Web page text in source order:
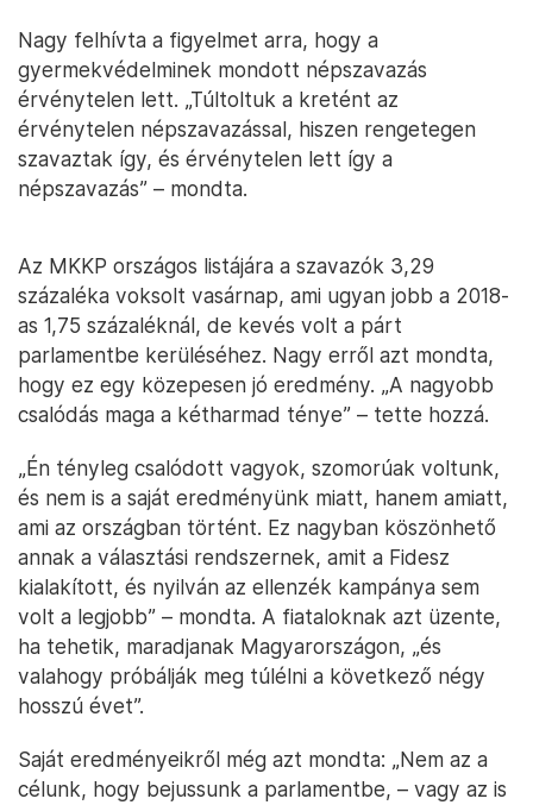
Nagy felhívta a figyelmet arra, hogy a
gyermekvédelminek mondott népszavazás
érvénytelen lett. „Túltoltuk a kretént az
érvénytelen népszavazással, hiszen rengetegen
szavaztak így, és érvénytelen lett így a
népszavazás” – mondta.
Az MKKP országos listájára a szavazók 3,29
százaléka voksolt vasárnap, ami ugyan jobb a 2018-
as 1,75 százaléknál, de kevés volt a párt
parlamentbe kerüléséhez. Nagy erről azt mondta,
hogy ez egy közepesen jó eredmény. „A nagyobb
csalódás maga a kétharmad ténye” – tette hozzá.
„Én tényleg csalódott vagyok, szomorúak voltunk,
és nem is a saját eredményünk miatt, hanem amiatt,
ami az országban történt. Ez nagyban köszönhető
annak a választási rendszernek, amit a Fidesz
kialakított, és nyilván az ellenzék kampánya sem
volt a legjobb” – mondta. A fiataloknak azt üzente,
ha tehetik, maradjanak Magyarországon, „és
valahogy próbálják meg túlélni a következő négy
hosszú évet”.
Saját eredményeikről még azt mondta: „Nem az a
célunk, hogy bejussunk a parlamentbe, – vagy az is